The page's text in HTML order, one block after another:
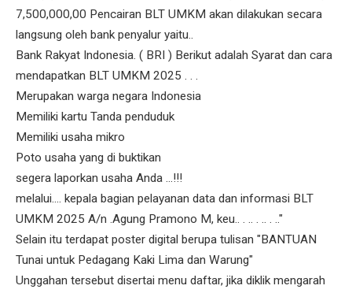
7,500,000,00 Pencairan BLT UMKM akan dilakukan secara
langsung oleh bank penyalur yaitu..
Bank Rakyat Indonesia. ( BRI ) Berikut adalah Syarat dan cara
mendapatkan BLT UMKM 2025 . . .
Merupakan warga negara Indonesia
Memiliki kartu Tanda penduduk
Memiliki usaha mikro
Poto usaha yang di buktikan
segera laporkan usaha Anda ...!!!
melalui.... kepala bagian pelayanan data dan informasi BLT
UMKM 2025 A/n .Agung Pramono M, keu.. . .. . .. . .."
Selain itu terdapat poster digital berupa tulisan "BANTUAN
Tunai untuk Pedagang Kaki Lima dan Warung"
Unggahan tersebut disertai menu daftar, jika diklik mengarah